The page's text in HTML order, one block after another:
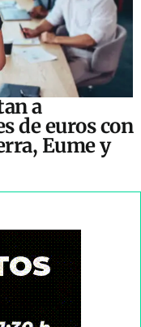
a
de euros con
Eume y